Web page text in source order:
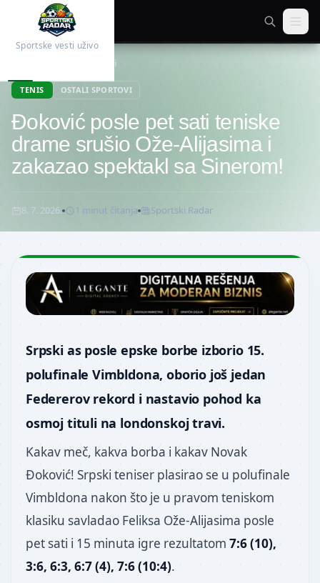
Sportske vesti uživo
Ostali sportovi
TENIS OSTALI SPORTOVI
Đoković posle pet sati teniske
drame srušio Ože-Alijasima i
zakazao spektakl sa Sinerom!
8. 7. 2026. 1 minut čitanja Sportski Radar
Srpski as posle epske borbe izborio 15.
polufinale Vimbldona, oborio još jedan
Federerov rekord i nastavio pohod ka
osmoj tituli na londonskoj travi.
Kakav meč, kakva borba i kakav Novak
Đoković! Srpski teniser plasirao se u polufinale
Vimbldona nakon što je u pravom teniskom
klasiku savladao Feliksa Ože-Alijasima posle
pet sati i 15 minuta igre rezultatom 7:6 (10),
3:6, 6:3, 6:7 (4), 7:6 (10:4).